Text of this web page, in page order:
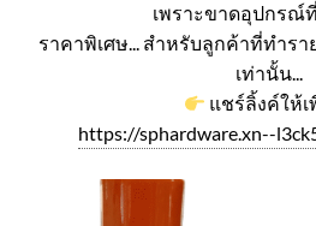
เพราะขาดอุปกรณ์
ราคาพิเศษ... สำหรับลูกค้าที่ทำร
เท่านั้น...
แชร์ลิ้งค์ให้เ
https://sphardware.xn--